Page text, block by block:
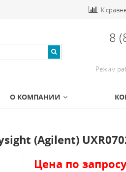
К
8
Режим
О КОМПАНИИ
(Agilent)
Цена по